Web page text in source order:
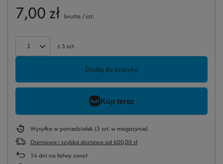
7,00 zł brutto /szt.
z 3 szt.
Dodaj do koszyka
Wysyłka w poniedziałek (3 szt. w magazynie)
Darmowa i szybka dostawa od 600,00 zł
14dni na łatwy zwrot